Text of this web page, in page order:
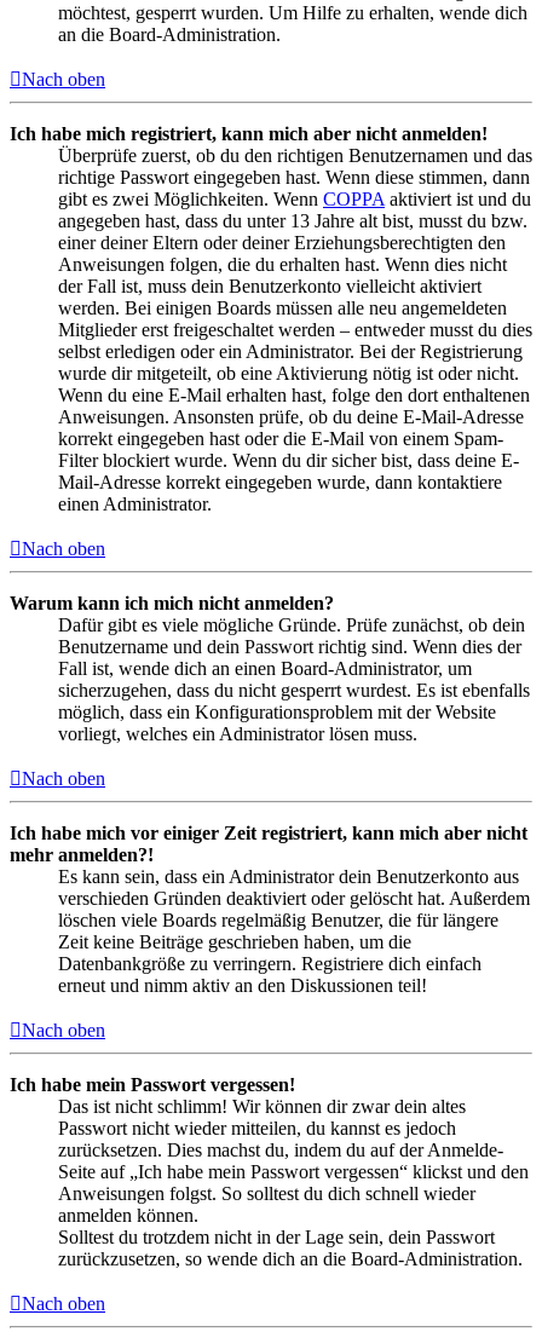
möchtest, gesperrt wurden. Um Hilfe zu erhalten, wende dich
an die Board-Administration.
Nach oben
Ich habe mich registriert, kann mich aber nicht anmelden!
Überprüfe zuerst, ob du den richtigen Benutzernamen und das
richtige Passwort eingegeben hast. Wenn diese stimmen, dann
gibt es zwei Möglichkeiten. Wenn COPPA aktiviert ist und du
angegeben hast, dass du unter 13 Jahre alt bist, musst du bzw.
einer deiner Eltern oder deiner Erziehungsberechtigten den
Anweisungen folgen, die du erhalten hast. Wenn dies nicht
der Fall ist, muss dein Benutzerkonto vielleicht aktiviert
werden. Bei einigen Boards müssen alle neu angemeldeten
Mitglieder erst freigeschaltet werden – entweder musst du dies
selbst erledigen oder ein Administrator. Bei der Registrierung
wurde dir mitgeteilt, ob eine Aktivierung nötig ist oder nicht.
Wenn du eine E-Mail erhalten hast, folge den dort enthaltenen
Anweisungen. Ansonsten prüfe, ob du deine E-Mail-Adresse
korrekt eingegeben hast oder die E-Mail von einem Spam-
Filter blockiert wurde. Wenn du dir sicher bist, dass deine E-
Mail-Adresse korrekt eingegeben wurde, dann kontaktiere
einen Administrator.
Nach oben
Warum kann ich mich nicht anmelden?
Dafür gibt es viele mögliche Gründe. Prüfe zunächst, ob dein
Benutzername und dein Passwort richtig sind. Wenn dies der
Fall ist, wende dich an einen Board-Administrator, um
sicherzugehen, dass du nicht gesperrt wurdest. Es ist ebenfalls
möglich, dass ein Konfigurationsproblem mit der Website
vorliegt, welches ein Administrator lösen muss.
Nach oben
Ich habe mich vor einiger Zeit registriert, kann mich aber nicht
mehr anmelden?!
Es kann sein, dass ein Administrator dein Benutzerkonto aus
verschieden Gründen deaktiviert oder gelöscht hat. Außerdem
löschen viele Boards regelmäßig Benutzer, die für längere
Zeit keine Beiträge geschrieben haben, um die
Datenbankgröße zu verringern. Registriere dich einfach
erneut und nimm aktiv an den Diskussionen teil!
Nach oben
Ich habe mein Passwort vergessen!
Das ist nicht schlimm! Wir können dir zwar dein altes
Passwort nicht wieder mitteilen, du kannst es jedoch
zurücksetzen. Dies machst du, indem du auf der Anmelde-
Seite auf „Ich habe mein Passwort vergessen“ klickst und den
Anweisungen folgst. So solltest du dich schnell wieder
anmelden können.
Solltest du trotzdem nicht in der Lage sein, dein Passwort
zurückzusetzen, so wende dich an die Board-Administration.
Nach oben